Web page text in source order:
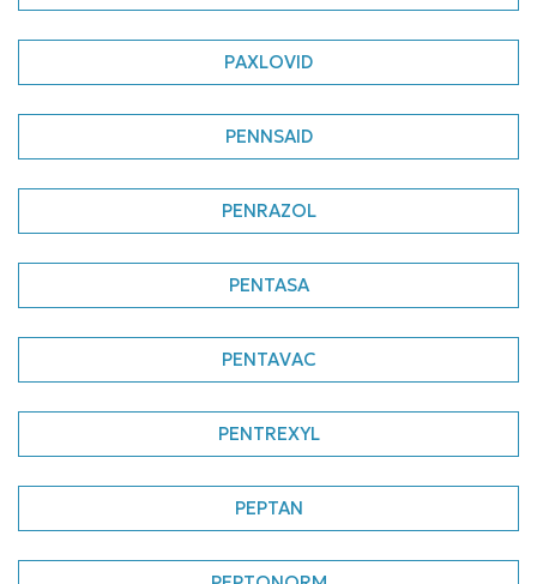
PAXLOVID
PENNSAID
PENRAZOL
PENTASA
PENTAVAC
PENTREXYL
PEPTAN